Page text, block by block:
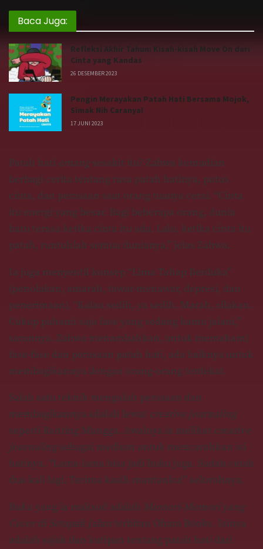
Baca Juga:
Refleksi Akhir Tahun: Kisah-kisah Move On dari
Cinta yang Kandas
26 DESEMBER 2023
Pengin Merayakan Patah Hati Bersama Mojok,
Simak Nih Caranya!
17 JUNI 2023
Patah hati emangsesakit itu? Zahwa kemudian
berbagi cerita tentang rasa patah hatinya, putus
cinta, dan perasaan saat orang tuanya cerai. “Cinta
itu energi yang besar. Bagi beberapa orang, dunia
baru terasa ketika cinta itu ada. Lalu, ketika cinta itu
patah, runtuhlah semua dunianya,” jelas Zahwa.
Ia juga menyentil konsep “Lima Tahap Berduka”
(penolakan, amarah, tawar-menawar, depresi, dan
penerimaan). “Kalau sedih, ya sedih. Marah, silakan.
Cukup pahami saja fase yang sedang kamu jalani,”
sarannya. Zahwa menambahkan, untuk memahami
fase-fase dan perasaan patah hati, ada baiknya untuk
membagikannya dengan orang-orang terdekat.
Salah satu teknik mengolah perasaan dan
membagikannya adalah lewat creative journaling
seperti Ranting Mangga. Awalnya ia melihat creative
journalingsebagai medium untuk mencurahkan isi
hatinya. “Lama-lama bisa jadi buku juga. Sudah cetak
dua kali lagi. Terima kasih mantanku!” selorohnya.
Buku yang ia maksud adalah Memori-Memori yang
Cecer di Setapak Jalan terbitan Ohara Books. Isinya
adalah sajak dan kutipan tentang patah hati dari